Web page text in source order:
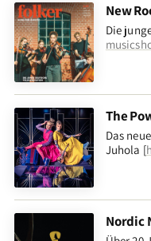
New
Die
The
Das
Juhola [
Nordic